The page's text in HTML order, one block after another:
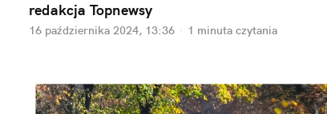
redakcja Topnewsy
16 października 2024, 13:36 · 1 minuta czytania